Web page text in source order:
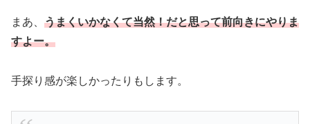
まあ、 うまくいかなくて当然！だと思って前向きにやりま
すよー。
手探り感が楽しかったりもします。